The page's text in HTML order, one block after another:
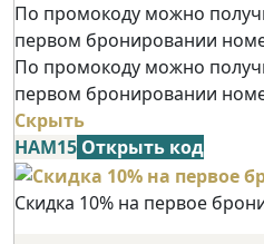
По промокоду можно
первом бронировании
По промокоду можно
первом бронировании
Скрыть
НАМ15 Открыть код
Скидка 10% на первое